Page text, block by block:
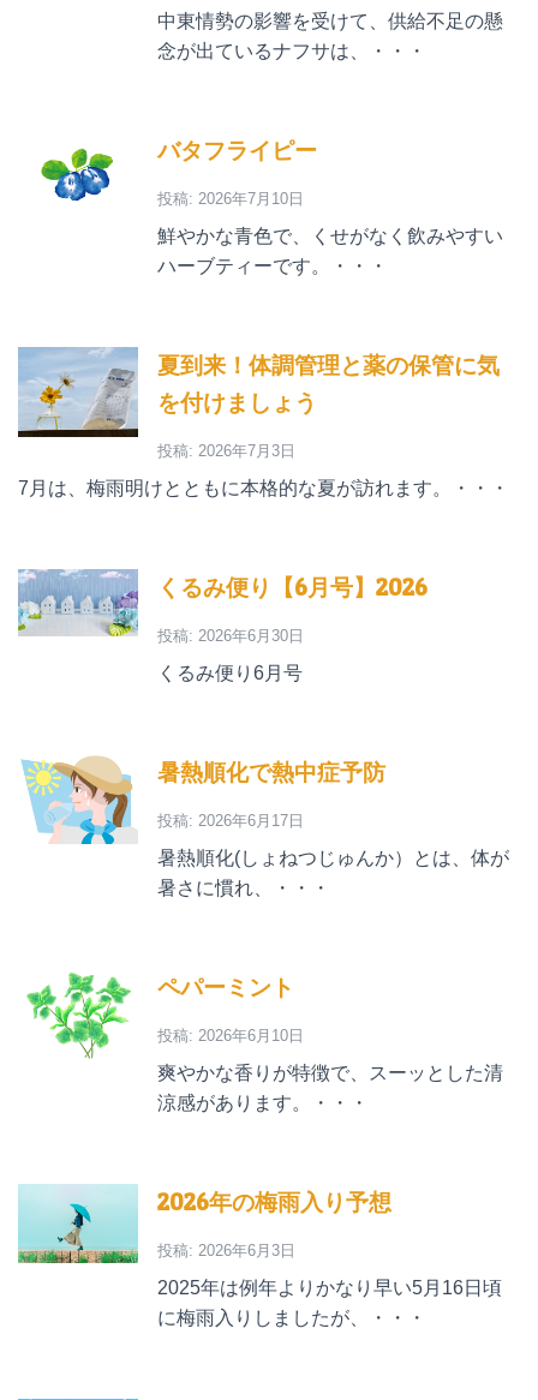
中東情勢の影響を受けて、供給不足の懸
念が出ているナフサは、・・・
バタフライピー
投稿: 2026年7月10日
鮮やかな青色で、くせがなく飲みやすい
ハーブティーです。・・・
夏到来！体調管理と薬の保管に気
を付けましょう
投稿: 2026年7月3日
7月は、梅雨明けとともに本格的な夏が訪れます。・・・
くるみ便り【6月号】2026
投稿: 2026年6月30日
くるみ便り6月号
暑熱順化で熱中症予防
投稿: 2026年6月17日
暑熱順化(しょねつじゅんか）とは、体が
暑さに慣れ、・・・
ペパーミント
投稿: 2026年6月10日
爽やかな香りが特徴で、スーッとした清
涼感があります。・・・
2026年の梅雨入り予想
投稿: 2026年6月3日
2025年は例年よりかなり早い5月16日頃
に梅雨入りしましたが、・・・